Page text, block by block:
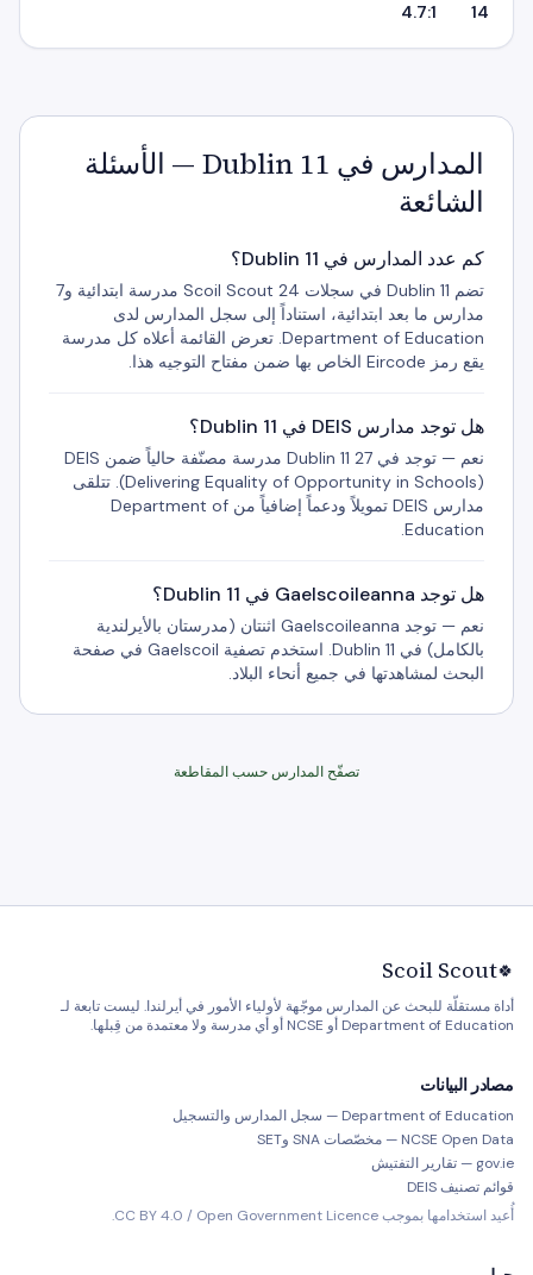
14
4.7:1
المدارس في Dublin 11 — الأسئلة
الشائعة
كم عدد المدارس في Dublin 11؟
تضم Dublin 11 في سجلات Scoil Scout 24 مدرسة ابتدائية و7
مدارس ما بعد ابتدائية، استناداً إلى سجل المدارس لدى
Department of Education. تعرض القائمة أعلاه كل مدرسة
يقع رمز Eircode الخاص بها ضمن مفتاح التوجيه هذا.
هل توجد مدارس DEIS في Dublin 11؟
نعم — توجد في Dublin 11 27 مدرسة مصنّفة حالياً ضمن DEIS
(Delivering Equality of Opportunity in Schools). تتلقى
مدارس DEIS تمويلاً ودعماً إضافياً من Department of
Education.
هل توجد Gaelscoileanna في Dublin 11؟
نعم — توجد Gaelscoileanna اثنتان (مدرستان بالأيرلندية
بالكامل) في Dublin 11. استخدم تصفية Gaelscoil في صفحة
البحث لمشاهدتها في جميع أنحاء البلاد.
تصفّح المدارس حسب المقاطعة
🍀
Scoil Scout
أداة مستقلّة للبحث عن المدارس موجّهة لأولياء الأمور في أيرلندا. ليست تابعة لـ
Department of Education أو NCSE أو أي مدرسة ولا معتمدة من قِبلها.
مصادر البيانات
Department of Education — سجل المدارس والتسجيل
NCSE Open Data — مخصّصات SNA وSET
gov.ie — تقارير التفتيش
قوائم تصنيف DEIS
أُعيد استخدامها بموجب CC BY 4.0 / Open Government Licence.